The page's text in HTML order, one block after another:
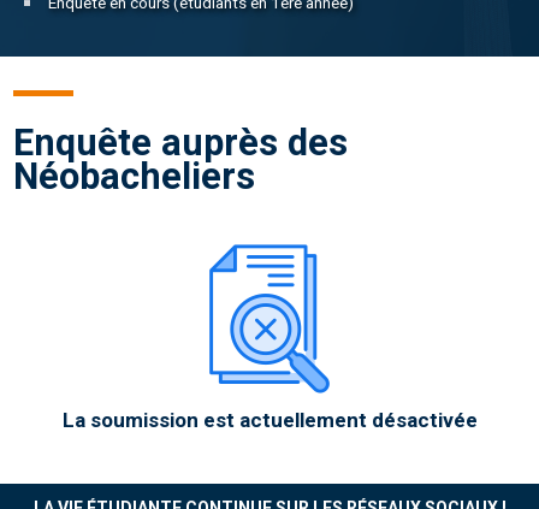
Enquête auprès des
Néobacheliers
La soumission est actuellement désactivée